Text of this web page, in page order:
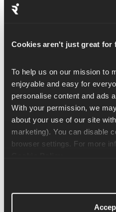
Cookies aren't just great for
To help us on our mission to
enjoyable and easy for
personalise content and ads
With your permission, we
about your use of our site
marketing). You can disable
1. BOB Gear
Ideale per: corsa su tutti i
Con le ruote gonfiabili e le
BOB Flex 3.0 è perfetto per i
irregolari. Può portare fino a 34
quindi è perfetto per le gite
imbottito fanno stare comodo il
Niente freno a mano, ma è